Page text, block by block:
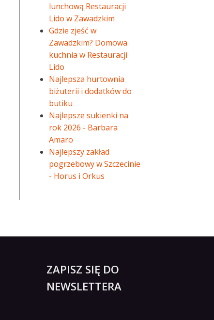
lunchową Restauracji
Lido w Zawadzkim
Gdzie zjeść w
Zawadzkim? Domowa
kuchnia w Restauracji
Lido
Najlepsza hurtownia
biżuterii i dodatków do
butiku
Najlepsze sukienki na
rok 2026 - Barbara
Amaro
Najlepszy zakład
pogrzebowy w Szczecinie
- Horus i Orkus
ZAPISZ SIĘ DO
NEWSLETTERA